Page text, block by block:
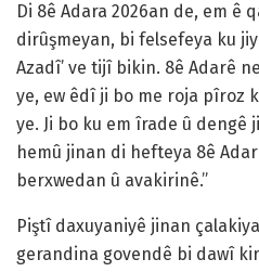
Di 8ê Adara 2026an de, em ê
dirûşmeyan, bi felsefeya ku
Azadî’ ve tijî bikin. 8ê Adarê
ye, ew êdî ji bo me roja pîroz
ye. Ji bo ku em îrade û dengê
hemû jinan di hefteya 8ê
berxwedan û avakirinê.”
Piştî daxuyaniyê jinan
gerandina govendê bi dawî